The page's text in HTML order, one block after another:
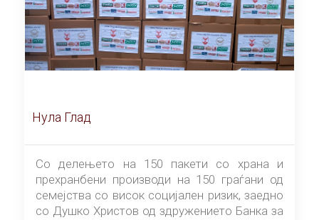
Нула Глад
Со делењето на 150 пакети со храна и
прехранбени производи на 150 граѓани од
семејства со висок социјален ризик, заедно
со Душко Христов од здружението Банка за